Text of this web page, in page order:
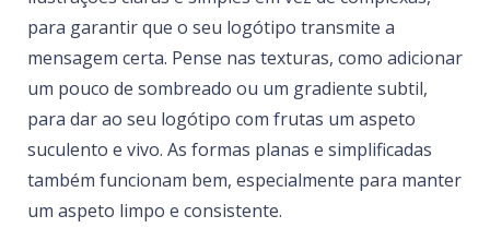
para garantir que o seu logótipo transmite a
mensagem certa. Pense nas texturas, como adicionar
um pouco de sombreado ou um gradiente subtil,
para dar ao seu logótipo com frutas um aspeto
suculento e vivo. As formas planas e simplificadas
também funcionam bem, especialmente para manter
um aspeto limpo e consistente.